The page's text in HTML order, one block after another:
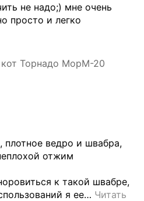
не надо;) мне очень
просто и легко
Торнадо MopM-20
плотное ведро и швабра,
отжим
к такой швабре,
я ее… Читать